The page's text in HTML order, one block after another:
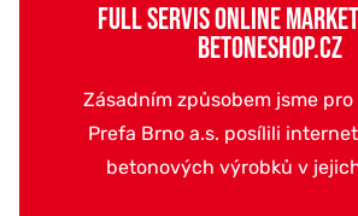
FULL SERVIS ONLINE
BETONESHOP.CZ
Zásadním způsobem jsme
Prefa Brno a.s. posílili
betonových výrobků v